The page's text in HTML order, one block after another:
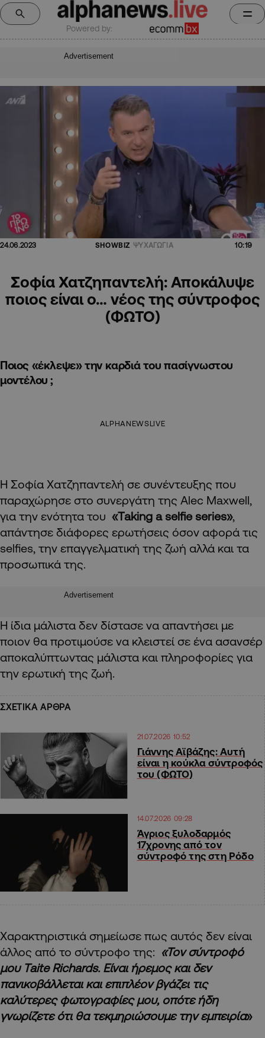
Powered by:
Advertisement
24.06.2023 SHOWBIZ ΨΥΧΑΓΩΓΙΑ 10:19
Σοφία Χατζηπαντελή: Αποκάλυψε
ποιος είναι ο… νέος της σύντροφος
(ΦΩΤΟ)
Ποιος «έκλεψε» την καρδιά του πασίγνωστου
μοντέλου ;
ALPHANEWSLIVE
Η Σοφία Χατζηπαντελή σε συνέντευξης που
παραχώρησε στο συνεργάτη της Alec Maxwell,
για την ενότητα του «Taking a selfie series»,
απάντησε διάφορες ερωτήσεις όσον αφορά τις
selfies, την επαγγελματική της ζωή αλλά και τα
προσωπικά της.
Advertisement
Η ίδια μάλιστα δεν δίστασε να απαντήσει με
ποιον θα προτιμούσε να κλειστεί σε ένα ασανσέρ
αποκαλύπτωντας μάλιστα και πληροφορίες για
την ερωτική της ζωή.
ΣΧΕΤΙΚΑ ΑΡΘΡΑ
21.07.2026 10:52
Γιάννης Αϊβάζης: Αυτή
είναι η κούκλα σύντροφός
του (ΦΩΤΟ)
14.07.2026 09:28
Άγριος ξυλοδαρμός
17χρονης από τον
σύντροφό της στη Ρόδο
Χαρακτηριστικά σημείωσε πως αυτός δεν είναι
άλλος από το σύντροφο της: «Τον σύντροφό
μου Taite Richards. Είναι ήρεμος και δεν
πανικοβάλλεται και επιπλέον βγάζει τις
καλύτερες φωτογραφίες μου, οπότε ήδη
γνωρίζετε ότι θα τεκμηριώσουμε την εμπειρία»